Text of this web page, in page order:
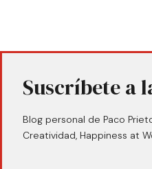
Suscríbete a
Blog personal de Paco
Creatividad, Happiness at